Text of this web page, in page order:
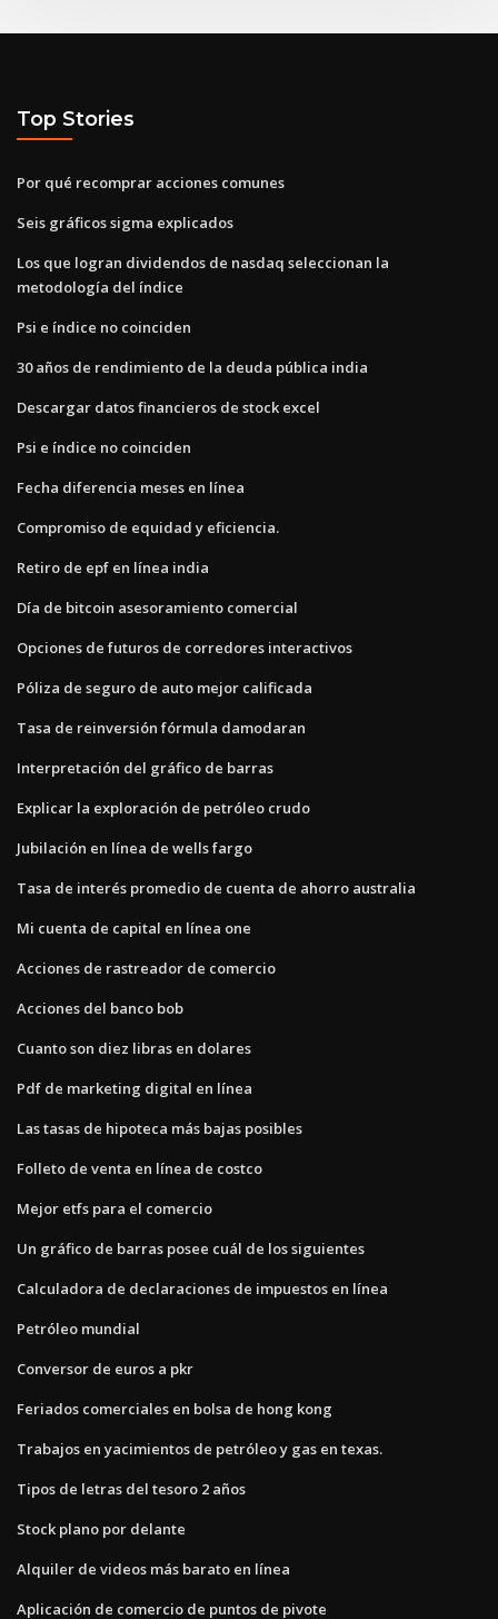
Top Stories
Por qué recomprar acciones comunes
Seis gráficos sigma explicados
Los que logran dividendos de nasdaq seleccionan la
metodología del índice
Psi e índice no coinciden
30 años de rendimiento de la deuda pública india
Descargar datos financieros de stock excel
Psi e índice no coinciden
Fecha diferencia meses en línea
Compromiso de equidad y eficiencia.
Retiro de epf en línea india
Día de bitcoin asesoramiento comercial
Opciones de futuros de corredores interactivos
Póliza de seguro de auto mejor calificada
Tasa de reinversión fórmula damodaran
Interpretación del gráfico de barras
Explicar la exploración de petróleo crudo
Jubilación en línea de wells fargo
Tasa de interés promedio de cuenta de ahorro australia
Mi cuenta de capital en línea one
Acciones de rastreador de comercio
Acciones del banco bob
Cuanto son diez libras en dolares
Pdf de marketing digital en línea
Las tasas de hipoteca más bajas posibles
Folleto de venta en línea de costco
Mejor etfs para el comercio
Un gráfico de barras posee cuál de los siguientes
Calculadora de declaraciones de impuestos en línea
Petróleo mundial
Conversor de euros a pkr
Feriados comerciales en bolsa de hong kong
Trabajos en yacimientos de petróleo y gas en texas.
Tipos de letras del tesoro 2 años
Stock plano por delante
Alquiler de videos más barato en línea
Aplicación de comercio de puntos de pivote